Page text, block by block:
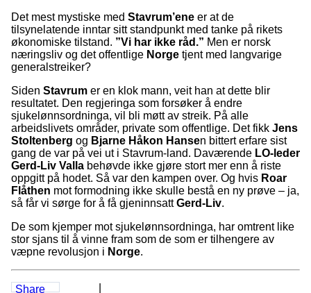
Det mest mystiske med Stavrum’ene er at de
tilsynelatende inntar sitt standpunkt med tanke på rikets
økonomiske tilstand. ”Vi har ikke råd.” Men er norsk
næringsliv og det offentlige Norge tjent med langvarige
generalstreiker?
Siden Stavrum er en klok mann, veit han at dette blir
resultatet. Den regjeringa som forsøker å endre
sjukelønnsordninga, vil bli møtt av streik. På alle
arbeidslivets områder, private som offentlige. Det fikk Jens
Stoltenberg og Bjarne Håkon Hansen bittert erfare sist
gang de var på vei ut i Stavrum-land. Daværende LO-leder
Gerd-Liv Valla behøvde ikke gjøre stort mer enn å riste
oppgitt på hodet. Så var den kampen over. Og hvis Roar
Flåthen mot formodning ikke skulle bestå en ny prøve – ja,
så får vi sørge for å få gjeninnsattGerd-Liv.
De som kjemper mot sjukelønnsordninga, har omtrent like
stor sjans til å vinne fram som de som er tilhengere av
væpne revolusjon i Norge.
Share